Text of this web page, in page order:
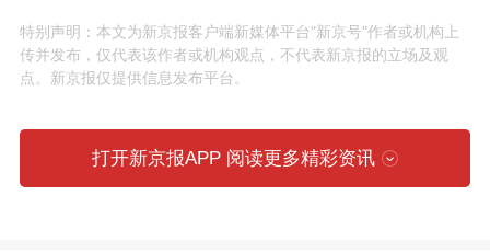
科学研究优秀成果奖（人文社会科学）一
等奖。但《儒藏》的脚步并不停留于此，
特别声明：本文为新京报客户端新媒体平台"新京号"作者或机构上
传并发布，仅代表该作者或机构观点，不代表新京报的立场及观
点。新京报仅提供信息发布平台。
打开新京报APP 阅读更多精彩资讯